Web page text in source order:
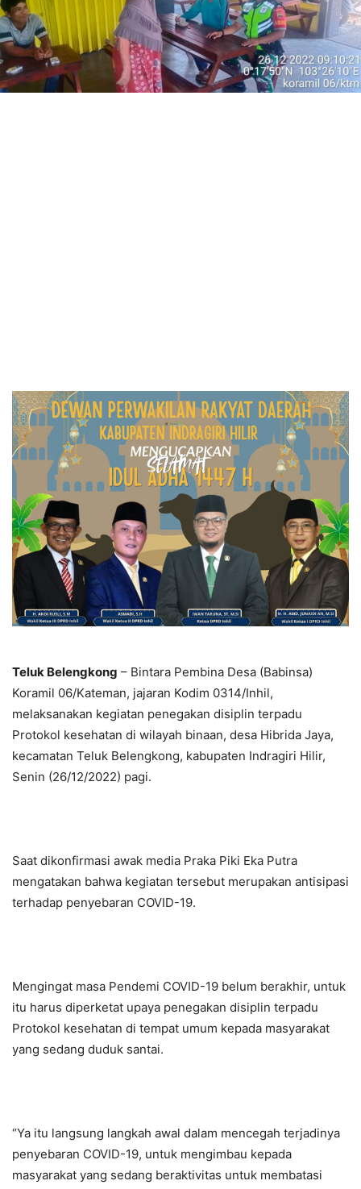
Teluk Belengkong – Bintara Pembina Desa (Babinsa)
Koramil 06/Kateman, jajaran Kodim 0314/Inhil,
melaksanakan kegiatan penegakan disiplin terpadu
Protokol kesehatan di wilayah binaan, desa Hibrida Jaya,
kecamatan Teluk Belengkong, kabupaten Indragiri Hilir,
Senin (26/12/2022) pagi.
Saat dikonfirmasi awak media Praka Piki Eka Putra
mengatakan bahwa kegiatan tersebut merupakan antisipasi
terhadap penyebaran COVID-19.
Mengingat masa Pendemi COVID-19 belum berakhir, untuk
itu harus diperketat upaya penegakan disiplin terpadu
Protokol kesehatan di tempat umum kepada masyarakat
yang sedang duduk santai.
“Ya itu langsung langkah awal dalam mencegah terjadinya
penyebaran COVID-19, untuk mengimbau kepada
masyarakat yang sedang beraktivitas untuk membatasi